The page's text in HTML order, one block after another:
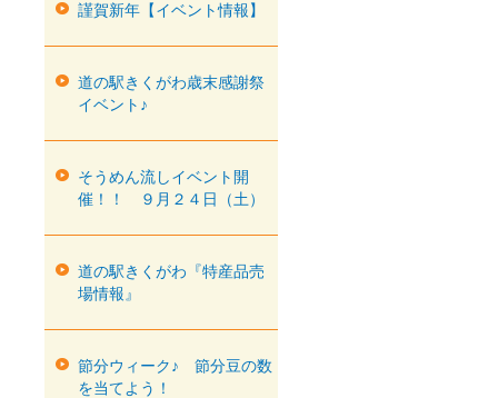
謹賀新年【イベント情報】
道の駅きくがわ歳末感謝祭
イベント♪
そうめん流しイベント開
催！！ ９月２４日（土）
道の駅きくがわ『特産品売
場情報』
節分ウィーク♪ 節分豆の数
を当てよう！